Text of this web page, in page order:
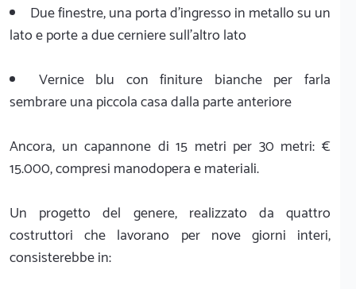
Due finestre, una porta d'ingresso in metallo su un
lato e porte a due cerniere sull'altro lato
Vernice blu con finiture bianche per farla
sembrare una piccola casa dalla parte anteriore
Ancora, un capannone di 15 metri per 30 metri: €
15.000, compresi manodopera e materiali.
Un progetto del genere, realizzato da quattro
costruttori che lavorano per nove giorni interi,
consisterebbe in: